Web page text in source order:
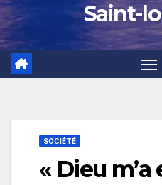
Saint-
SOCIÉTÉ
« Dieu m’a